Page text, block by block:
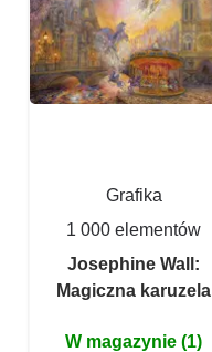
Grafika
1 000 elementów
Josephine Wall:
Magiczna karuzela
W magazynie (1)